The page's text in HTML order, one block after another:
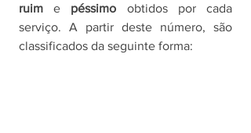
ruim e péssimo obtidos por cada
serviço. A partir deste número, são
classificados da seguinte forma: